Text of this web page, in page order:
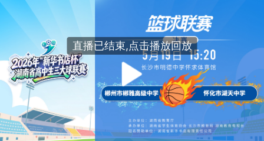
播
放
直播已结束,点击播放回放